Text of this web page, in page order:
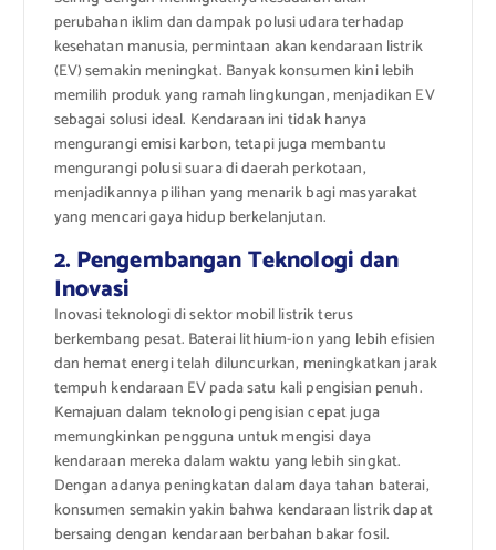
perubahan iklim dan dampak polusi udara terhadap
kesehatan manusia, permintaan akan kendaraan listrik
(EV) semakin meningkat. Banyak konsumen kini lebih
memilih produk yang ramah lingkungan, menjadikan EV
sebagai solusi ideal. Kendaraan ini tidak hanya
mengurangi emisi karbon, tetapi juga membantu
mengurangi polusi suara di daerah perkotaan,
menjadikannya pilihan yang menarik bagi masyarakat
yang mencari gaya hidup berkelanjutan.
2. Pengembangan Teknologi dan
Inovasi
Inovasi teknologi di sektor mobil listrik terus
berkembang pesat. Baterai lithium-ion yang lebih efisien
dan hemat energi telah diluncurkan, meningkatkan jarak
tempuh kendaraan EV pada satu kali pengisian penuh.
Kemajuan dalam teknologi pengisian cepat juga
memungkinkan pengguna untuk mengisi daya
kendaraan mereka dalam waktu yang lebih singkat.
Dengan adanya peningkatan dalam daya tahan baterai,
konsumen semakin yakin bahwa kendaraan listrik dapat
bersaing dengan kendaraan berbahan bakar fosil.